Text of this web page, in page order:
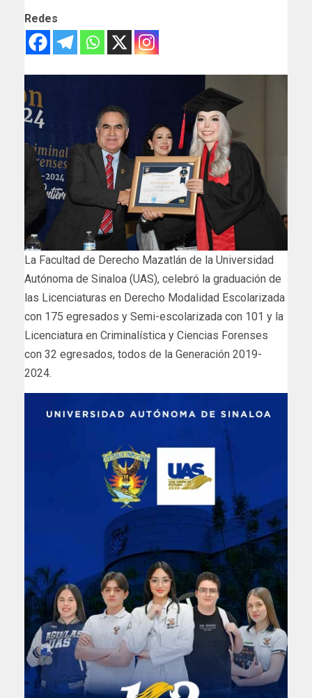
Redes
La Facultad de Derecho Mazatlán de la Universidad
Autónoma de Sinaloa (UAS), celebró la graduación de
las Licenciaturas en Derecho Modalidad Escolarizada
con 175 egresados y Semi-escolarizada con 101 y la
Licenciatura en Criminalística y Ciencias Forenses
con 32 egresados, todos de la Generación 2019-
2024.